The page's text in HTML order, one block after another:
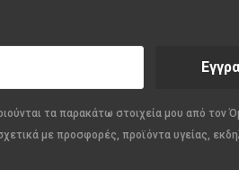
τα παρακάτω στοιχεία μου από τον
με προσφορές, προϊόντα υγείας,